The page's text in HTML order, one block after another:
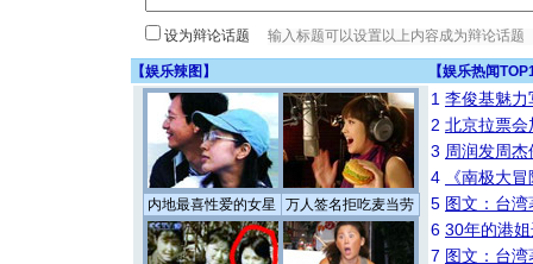
设为辩论话题
【娱乐辣图 】 【娱乐热闻
内地最喜性爱的女星 万人签名拒吃麦当劳
1 李俊基魅力
2 北京拉票
3 周润发周
4
《南极大
5 图文：台
6 30年的港
7 图文：台